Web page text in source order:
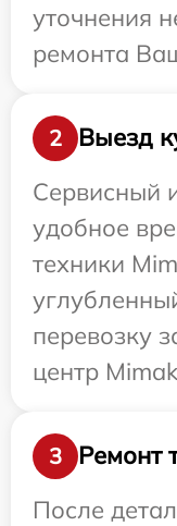
уточнения
ремонта
2
Выезд
Сервисный
удобное
техники
перевозку
центр
3
Ремонт
После